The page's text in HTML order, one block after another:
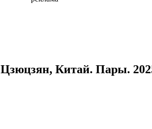
Цзюцзян, Китай. Пары.